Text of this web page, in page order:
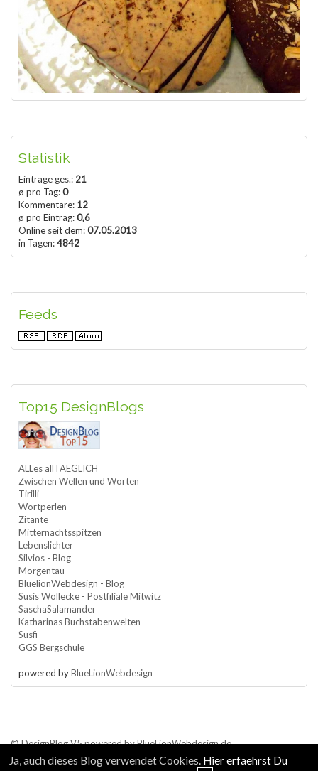
Statistik
Einträge ges.: 21
ø pro Tag:0
Kommentare: 12
ø pro Eintrag:0,6
Online seit dem:07.05.2013
in Tagen:4842
Feeds
Top15 DesignBlogs
ALLes allTAEGLICH
Zwischen Wellen und Worten
Tirilli
Wortperlen
Zitante
Mitternachtsspitzen
Lebenslichter
Silvios - Blog
Morgentau
BluelionWebdesign - Blog
Susis Wollecke - Postfiliale Mitwitz
SaschaSalamander
Katharinas Buchstabenwelten
Susfi
GGS Bergschule
powered byBlueLionWebdesign
© DesignBlog V5 powered by BlueLionWebdesign.de
Ja, auch dieses Blog verwendet Cookies. Hier erfaehrst Du